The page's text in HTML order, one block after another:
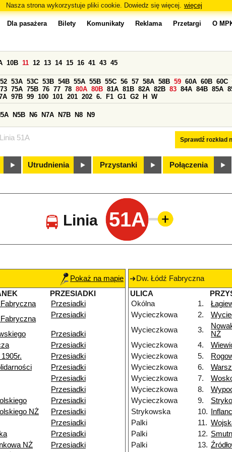
Nasza strona wykorzystuje pliki cookie. Dowiedz się więcej. więcej
Linia 51A
Dla pasażera Bilety Komunikaty Reklama Przetargi O
Sprawdź rozkład
10B 11 12 13 14 15 16 41 43 45
52 53A 53C 53B 54B 55A 55B 55C 56 57 58A 58B 59 60A 60B 60C
73 75A 75B 76 77 78 80A 80B 81A 81B 82A 82B 83 84A 84B 85A
97B 99 100 101 201 202 6. F1 G1 G2 H W
N5B N6 N7A N7B N8 N9
Utrudnienia Przystanki Połączenia
Linia 51A
Pokaż na mapie
PRZESIADKI
Przesiadki
Przesiadki
Przesiadki
Przesiadki
Przesiadki
Przesiadki
Przesiadki
Przesiadki
Przesiadki
NŻ
Przesiadki
Przesiadki
Przesiadki
NŻ Przesiadki
Dw. Łódź Fabryczna
ULICA
Okólna
1.
Wycieczkowa
2.
Wycieczkowa
3.
NŻ
Wycieczkowa 4.
Wycieczkowa
5.
Wycieczkowa
6.
Wycieczkowa
7.
Wycieczkowa
8.
Wycieczkowa
9.
Strykowska
10.
Palki
11.
Palki
12.
Palki
13.